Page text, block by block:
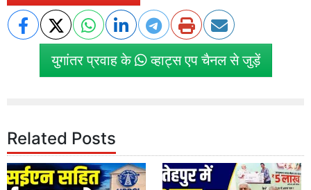
युगांतर प्रवाह के व्हाट्स एप चैनल से जुड़ें
Related Posts